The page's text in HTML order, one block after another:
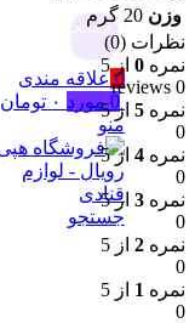
جستجو
0 علاقه مندی
0 مورد ۰ تومان
منو
جستجو
وزن 20 گرم
نظرات (0)
نمره 0 از 5
0 reviews
نمره 5 از 5
0
نمره 4 از 5
0
نمره 3 از 5
0
نمره 2 از 5
0
نمره 1 از 5
0